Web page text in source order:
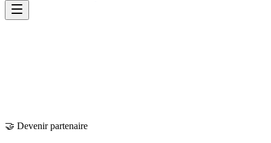
🤝 Devenir partenaire